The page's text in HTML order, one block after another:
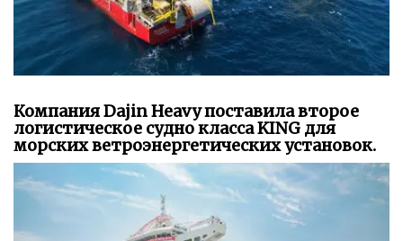
Компания Dajin Heavy поставила второе
логистическое судно класса KING для
морских ветроэнергетических установок.